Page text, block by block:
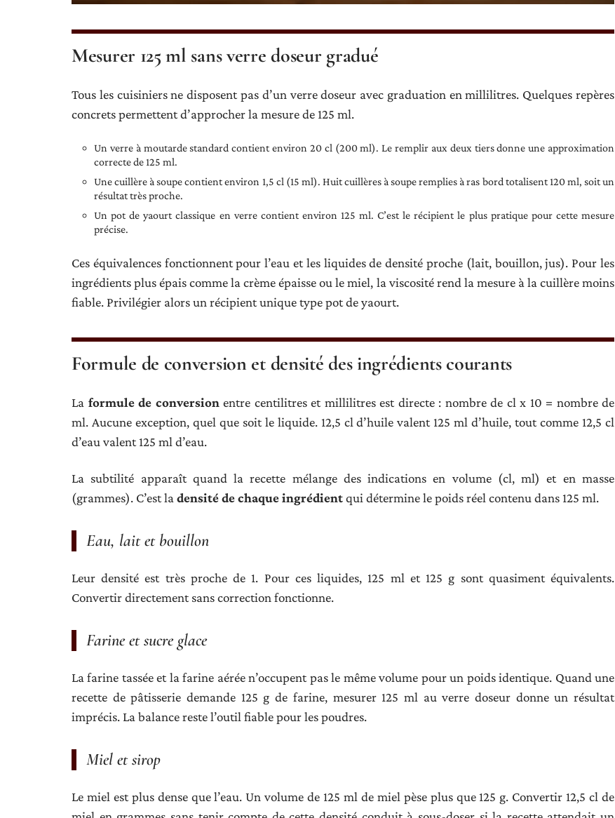
Mesurer 125 ml sans verre doseur gradué
Tous les cuisiniers ne disposent pas d’un verre doseur avec graduation en millilitres. Quelques repères
concrets permettent d’approcher la mesure de 125 ml.
Un verre à moutarde standard contient environ 20 cl (200 ml). Le remplir aux deux tiers donne une approximation
correcte de 125 ml.
Une cuillère à soupe contient environ 1,5 cl (15 ml). Huit cuillères à soupe remplies à ras bord totalisent 120 ml, soit un
résultat très proche.
Un pot de yaourt classique en verre contient environ 125 ml. C’est le récipient le plus pratique pour cette mesure
précise.
Ces équivalences fonctionnent pour l’eau et les liquides de densité proche (lait, bouillon, jus). Pour les
ingrédients plus épais comme la crème épaisse ou le miel, la viscosité rend la mesure à la cuillère moins
fiable. Privilégier alors un récipient unique type pot de yaourt.
Formule de conversion et densité des ingrédients courants
La formule de conversion entre centilitres et millilitres est directe : nombre de cl x 10 = nombre de
ml. Aucune exception, quel que soit le liquide. 12,5 cl d’huile valent 125 ml d’huile, tout comme 12,5 cl
d’eau valent 125 ml d’eau.
La subtilité apparaît quand la recette mélange des indications en volume (cl, ml) et en masse
(grammes). C’est la densité de chaque ingrédientqui détermine le poids réel contenu dans 125 ml.
Eau, lait et bouillon
Leur densité est très proche de 1. Pour ces liquides, 125 ml et 125 g sont quasiment équivalents.
Convertir directement sans correction fonctionne.
Farine et sucre glace
La farine tassée et la farine aérée n’occupent pas le même volume pour un poids identique. Quand une
recette de pâtisserie demande 125 g de farine, mesurer 125 ml au verre doseur donne un résultat
imprécis. La balance reste l’outil fiable pour les poudres.
Miel et sirop
Le miel est plus dense que l’eau. Un volume de 125 ml de miel pèse plus que 125 g. Convertir 12,5 cl de